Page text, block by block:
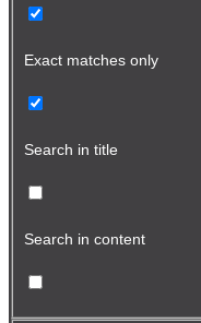
Exact matches only
Search in title
Search in content